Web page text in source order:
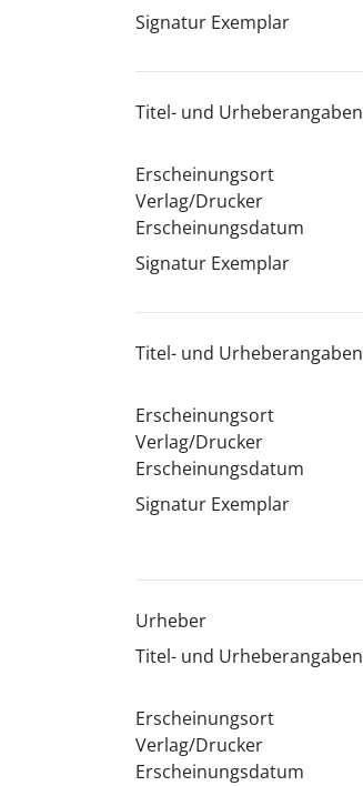
Signatur Exemplar
Titel- und Urheberangaben
Erscheinungsort
Verlag/Drucker
Erscheinungsdatum
Signatur Exemplar
Titel- und Urheberangaben
Erscheinungsort
Verlag/Drucker
Erscheinungsdatum
Signatur Exemplar
Urheber
Titel- und Urheberangaben
Erscheinungsort
Verlag/Drucker
Erscheinungsdatum